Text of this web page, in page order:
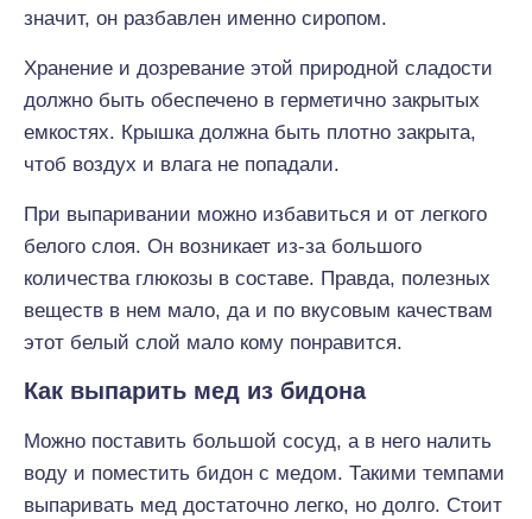
значит, он разбавлен именно сиропом.
Хранение и дозревание этой природной сладости
должно быть обеспечено в герметично закрытых
емкостях. Крышка должна быть плотно закрыта,
чтоб воздух и влага не попадали.
При выпаривании можно избавиться и от легкого
белого слоя. Он возникает из-за большого
количества глюкозы в составе. Правда, полезных
веществ в нем мало, да и по вкусовым качествам
этот белый слой мало кому понравится.
Как выпарить мед из бидона
Можно поставить большой сосуд, а в него налить
воду и поместить бидон с медом. Такими темпами
выпаривать мед достаточно легко, но долго. Стоит